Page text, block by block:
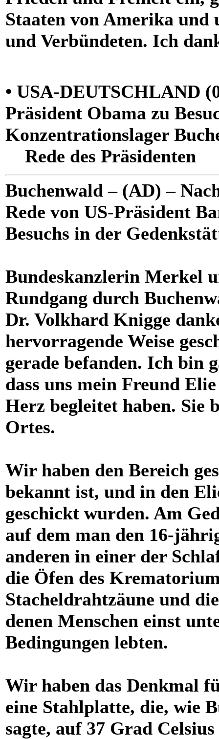
Staaten von Amerika und
und Verbündeten. Ich
• USA-DEUTSCHLAND
Präsident Obama zu
Konzentrationslager
Rede des Präsidenten
Buchenwald – (AD) –
Rede von US-Präsident
Besuchs in der
Bundeskanzlerin Merkel
Rundgang durch
Dr. Volkhard Knigge
hervorragende Weise
gerade befanden. Ich bin
dass uns mein Freund
Herz begleitet haben. Sie
Ortes.
Wir haben den Bereich
bekannt ist, und in den
geschickt wurden. Am
auf dem man den 16-
anderen in einer der
die Öfen des
Stacheldrahtzäune und
denen Menschen einst
Bedingungen lebten.
Wir haben das Denkmal
eine Stahlplatte, die, wie
sagte, auf 37 Grad